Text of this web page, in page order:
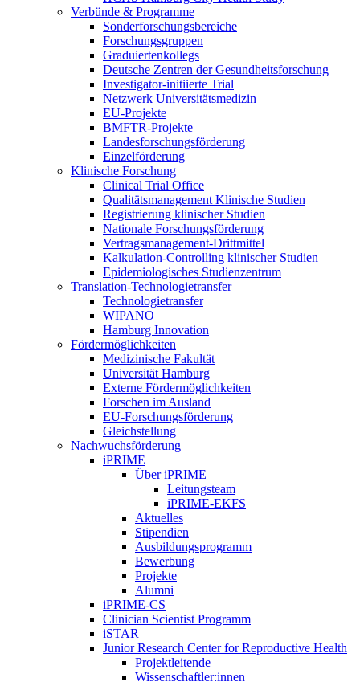
Verbünde & Programme
Sonderforschungsbereiche
Forschungsgruppen
Graduiertenkollegs
Deutsche Zentren der Gesundheitsforschung
Investigator-initiierte Trial
Netzwerk Universitätsmedizin
EU-Projekte
BMFTR-Projekte
Landesforschungsförderung
Einzelförderung
Klinische Forschung
Clinical Trial Office
Qualitätsmanagement Klinische Studien
Registrierung klinischer Studien
Nationale Forschungsförderung
Vertragsmanagement-Drittmittel
Kalkulation-Controlling klinischer Studien
Epidemiologisches Studienzentrum
Translation-Technologietransfer
Technologietransfer
WIPANO
Hamburg Innovation
Fördermöglichkeiten
Medizinische Fakultät
Universität Hamburg
Externe Fördermöglichkeiten
Forschen im Ausland
EU-Forschungsförderung
Gleichstellung
Nachwuchsförderung
iPRIME
Über iPRIME
Leitungsteam
iPRIME-EKFS
Aktuelles
Stipendien
Ausbildungsprogramm
Bewerbung
Projekte
Alumni
iPRIME-CS
Clinician Scientist Programm
iSTAR
Junior Research Center for Reproductive Health
Projektleitende
Wissenschaftler:innen